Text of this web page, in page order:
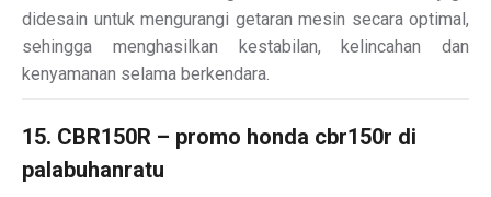
didesain untuk mengurangi getaran mesin secara optimal,
sehingga menghasilkan kestabilan, kelincahan dan
kenyamanan selama berkendara.
15. CBR150R – promo honda cbr150r di
palabuhanratu